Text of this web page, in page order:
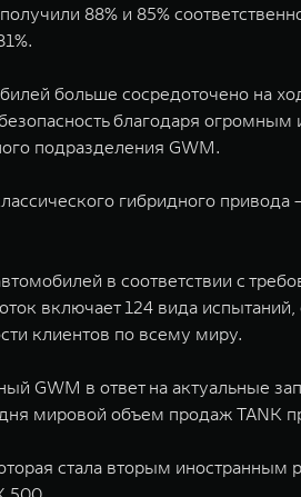
88% и 85%
больше сосредоточено на
благодаря
подразделения GWM.
гибридного
в соответствии с
включает 124 вида
клиентов по всему миру.
GWM в ответ на актуальные
мировой объем продаж
стала вторым